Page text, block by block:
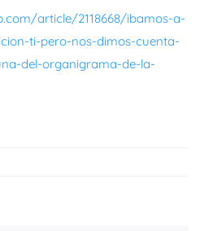
article/2118668/ibamos-a-
ti-pero-nos-dimos-cuenta-
del-organigrama-de-la-